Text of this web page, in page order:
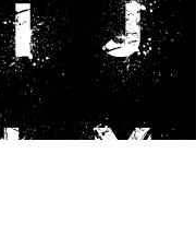
I
L
J
M